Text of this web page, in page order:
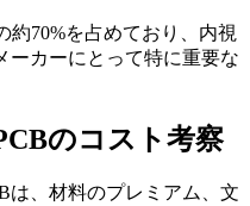
約70%を占めており、内視
ーカーにとって特に重要な
のコスト考察
は、材料のプレミアム、文